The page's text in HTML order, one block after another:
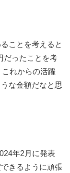
ことを考えると
だったことを考
れからの活躍
な金額だなと思
年2月に発表
きるように頑張